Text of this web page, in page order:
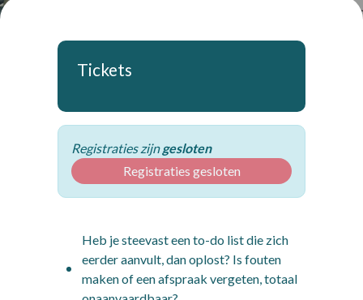
Tickets
Registraties zijngesloten
Registraties gesloten
Heb je steevast een to-do list die zich
eerder aanvult, dan oplost? Is fouten
maken of een afspraak vergeten, totaal